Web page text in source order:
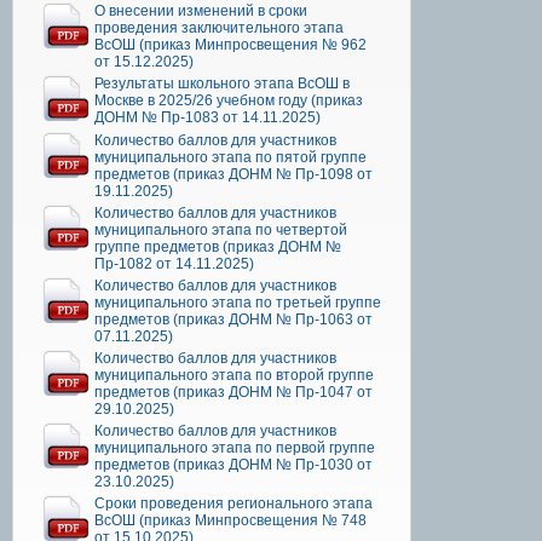
О внесении изменений в сроки
проведения заключительного этапа
ВсОШ (приказ Минпросвещения № 962
от 15.12.2025)
Результаты школьного этапа ВсОШ в
Москве в 2025/26 учебном году (приказ
ДОНМ № Пр-1083 от 14.11.2025)
Количество баллов для участников
муниципального этапа по пятой группе
предметов (приказ ДОНМ № Пр-1098 от
19.11.2025)
Количество баллов для участников
муниципального этапа по четвертой
группе предметов (приказ ДОНМ №
Пр-1082 от 14.11.2025)
Количество баллов для участников
муниципального этапа по третьей группе
предметов (приказ ДОНМ № Пр-1063 от
07.11.2025)
Количество баллов для участников
муниципального этапа по второй группе
предметов (приказ ДОНМ № Пр-1047 от
29.10.2025)
Количество баллов для участников
муниципального этапа по первой группе
предметов (приказ ДОНМ № Пр-1030 от
23.10.2025)
Сроки проведения регионального этапа
ВсОШ (приказ Минпросвещения № 748
от 15.10.2025)